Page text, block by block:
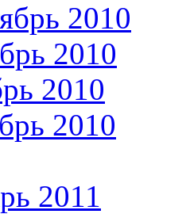
2010
2010
2010
2010
2011